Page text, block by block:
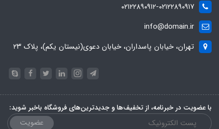
۰۲۱۲۲۸۹۰۹۱۲-۰۲۱۲۲۸۹۰۹۱۷
info@domain.ir
تهران، خیابان پاسداران، خیابان دعوی(نیستان یکم)، پلاک ۲۳
با عضویت در خبرنامه، از تخفیف‌ها و جدیدترین‌های فروشگاه باخبر شوید:
عضویت